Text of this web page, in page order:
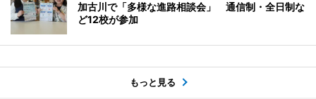
加古川で「多様な進路相談会」 通信制・全日制な
ど12校が参加
もっと見る